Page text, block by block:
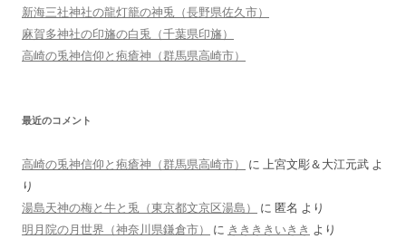
新海三社神社の龍灯籠の神兎（長野県佐久市）
麻賀多神社の印旛の白兎（千葉県印旛）
高崎の兎神信仰と疱瘡神（群馬県高崎市）
最近のコメント
高崎の兎神信仰と疱瘡神（群馬県高崎市） に 上宮文彫＆大江元武 よ
り
湯島天神の梅と牛と兎（東京都文京区湯島）
に 匿名 より
明月院の月世界（神奈川県鎌倉市）
に ききききいきき より